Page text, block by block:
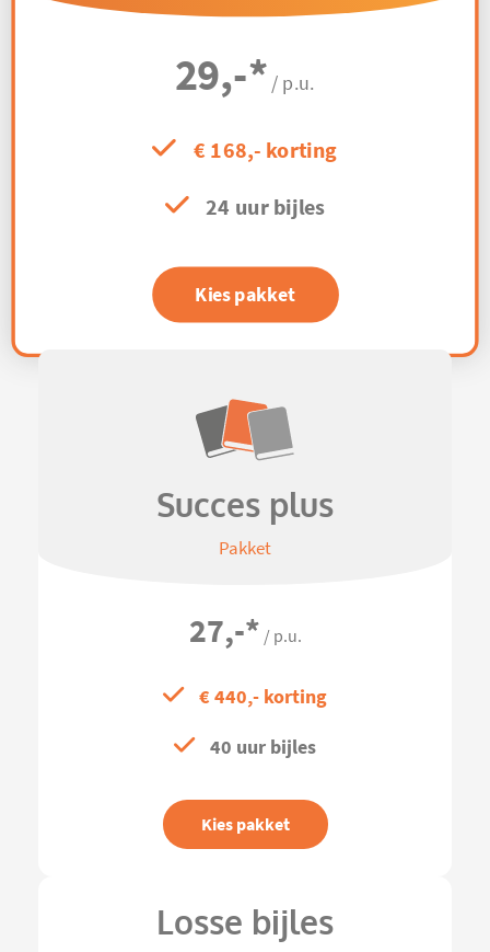
29,-* / p.u.
€ 168,- korting
24 uur bijles
Kies pakket
Succes plus
Pakket
27,-* / p.u.
€ 440,- korting
40 uur bijles
Kies pakket
Losse bijles